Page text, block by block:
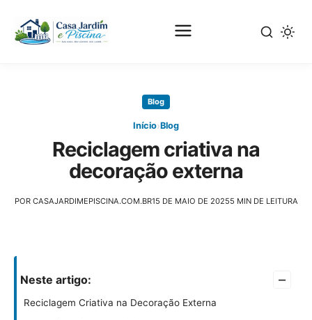
Blog
Início›Blog
Reciclagem criativa na
decoração externa
POR CASAJARDIMEPISCINA.COM.BR15 DE MAIO DE 20255 MIN DE LEITURA
Neste artigo: –
Reciclagem Criativa na Decoração Externa